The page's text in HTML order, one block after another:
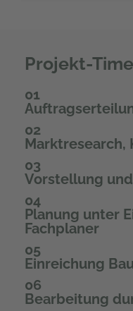
Projekt-
01
02
Marktresearch,
03
Vorstellung
04
Planung unter
Fachplaner
05
Einreichung
06
Bearbeitung